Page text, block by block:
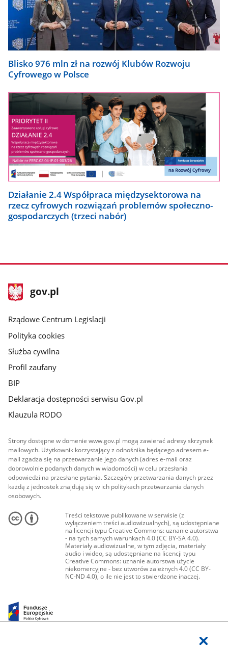
Blisko 976 mln zł na rozwój Klubów Rozwoju
Cyfrowego w Polsce
Działanie 2.4 Współpraca międzysektorowa na
rzecz cyfrowych rozwiązań problemów społeczno-
gospodarczych (trzeci nabór)
stopka
gov.plStrona
gov.pl
Rządowe Centrum Legislacji
Polityka cookies
Służba cywilna
Profil zaufany
BIP
Deklaracja dostępności serwisu Gov.pl
Klauzula RODO
Strony dostępne w domenie www.gov.pl mogą zawierać adresy skrzynek
mailowych. Użytkownik korzystający z odnośnika będącego adresem e-
mail zgadza się na przetwarzanie jego danych (adres e-mail oraz
dobrowolnie podanych danych w wiadomości) w celu przesłania
odpowiedzi na przesłane pytania. Szczegóły przetwarzania danych przez
każdą z jednostek znajdują się w ich politykach przetwarzania danych
osobowych.
Treści tekstowe publikowane w serwisie (z
wyłączeniem treści audiowizualnych), są udostępniane
na licencji typu Creative Commons: uznanie autorstwa
- na tych samych warunkach 4.0 (CC BY-SA 4.0).
Materiały audiowizualne, w tym zdjęcia, materiały
audio i wideo, są udostępniane na licencji typu
Creative Commons: uznanie autorstwa użycie
niekomercyjne - bez utworów zależnych 4.0 (CC BY-
NC-ND 4.0), o ile nie jest to stwierdzone inaczej.